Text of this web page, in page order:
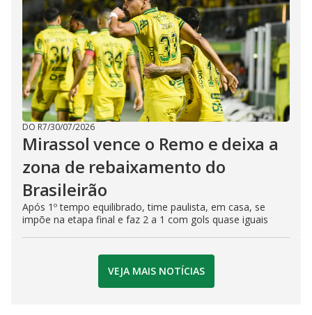
DO R7/30/07/2026
Mirassol vence o Remo e deixa a
zona de rebaixamento do
Brasileirão
Após 1º tempo equilibrado, time paulista, em casa, se
impõe na etapa final e faz 2 a 1 com gols quase iguais
VEJA MAIS NOTÍCIAS